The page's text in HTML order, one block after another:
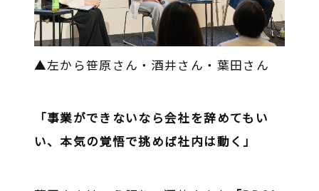
▲左から笹原さん・酒井さん・葉田さん
「事業ができないなら会社を辞めてもい
い、本気の覚悟で挑めば社内は動く」